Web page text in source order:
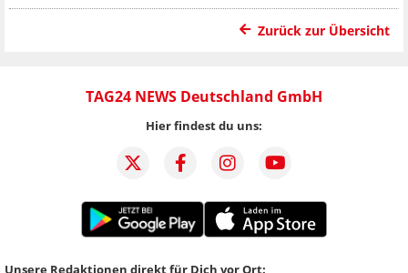
Zurück zur Übersicht
TAG24 NEWS Deutschland GmbH
Hier findest du uns:
Unsere Redaktionen direkt für Dich vor Ort: